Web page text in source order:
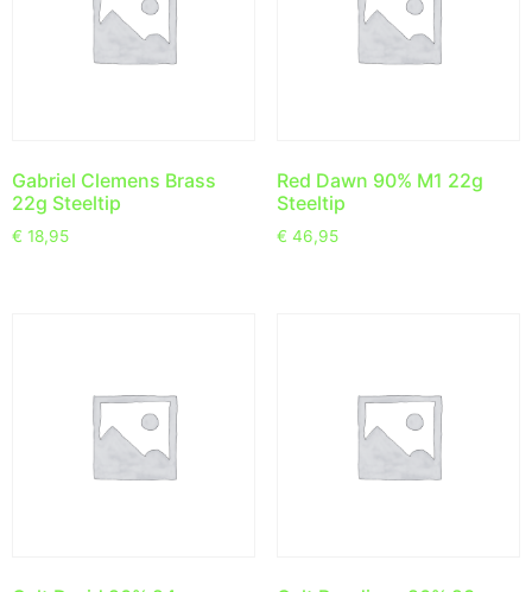
Gabriel Clemens Brass
22g Steeltip
€ 18,95
Red Dawn 90% M1 22g
Steeltip
€ 46,95